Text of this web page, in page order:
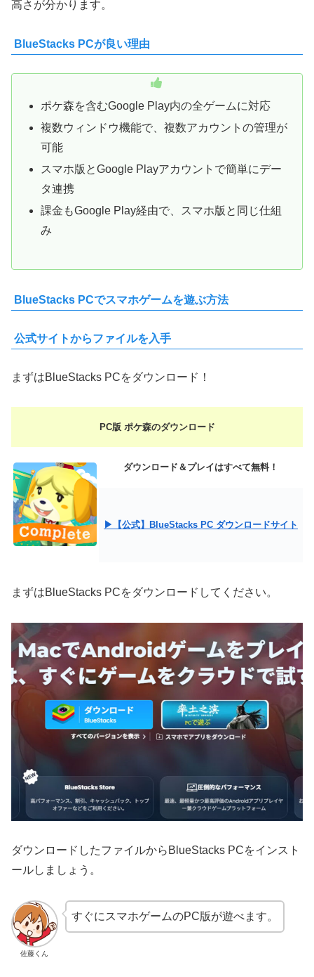
高さが分かります。
BlueStacks PCが良い理由
ポケ森を含むGoogle Play内の全ゲームに対応
複数ウィンドウ機能で、複数アカウントの管理が
可能
スマホ版とGoogle Playアカウントで簡単にデー
タ連携
課金もGoogle Play経由で、スマホ版と同じ仕組
み
BlueStacks PCでスマホゲームを遊ぶ方法
公式サイトからファイルを入手
まずはBlueStacks PCをダウンロード！
PC版 ポケ森のダウンロード
ダウンロード＆プレイはすべて無料！
▶【公式】BlueStacks PC ダウンロードサイト
まずはBlueStacks PCをダウンロードしてください。
ダウンロードしたファイルからBlueStacks PCをインスト
ールしましょう。
佐藤くん
すぐにスマホゲームのPC版が遊べます。